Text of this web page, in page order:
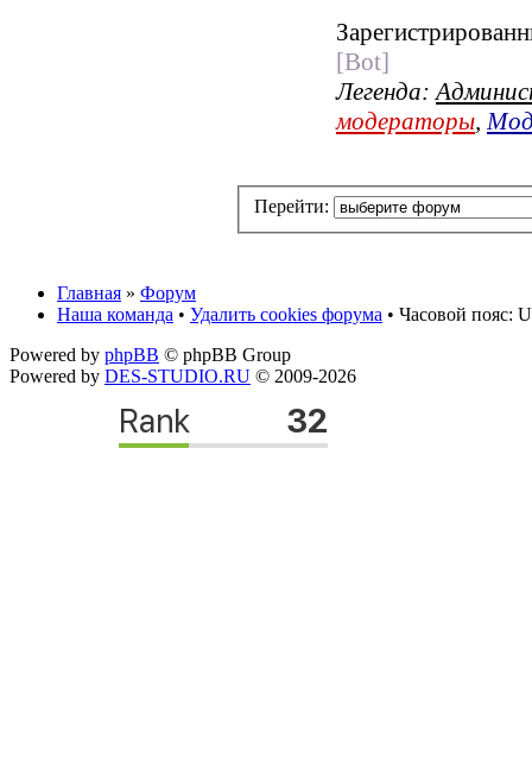
[Bot]
Легенда:
модераторы,
Перейти:
Главная » Форум
Наша команда • Удалить cookies форума • Часовой пояс:
Powered by phpBB © phpBB Group
Powered by DES-STUDIO.RU © 2009-2026